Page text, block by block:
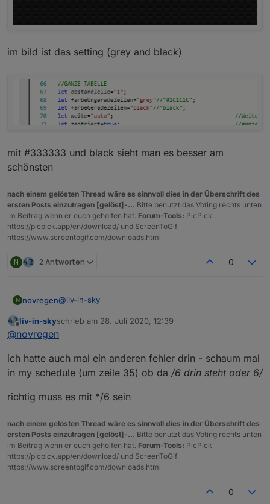
im bild ist das setting (grey and black)
mit #333333 und black sieht man es besser am
schönsten
nach einem gelösten Thread wäre es sinnvoll dies in der Überschrift des
ersten Posts einzutragen [gelöst]-... Bitte benutzt das Voting rechts unten
im Beitrag wenn er euch geholfen hat. Forum-Tools: PicPick
https://picpick.app/en/download/ und ScreenToGif
https://www.screentogif.com/downloads.html
N 2 Antworten 0
N novregen@liv-in-sky
Bei mir aktualisieren sich die Werte in der Tabelle
leider nicht. Eigentlich sollte es sich doch alle 6 Std.
Ich habe das Script in common gespeichert, hoffe
das war richtig.
liv-in-skyschrieb am 28. Juli 2020, 12:39
zuletzt editiert von
@novregen
ich hatte auch mal ein anderen fehler drin - schaum mal
in my schedule (um zeile 35) ob da /6 drin steht oder 6/
richtig muss es mit */6 sein
nach einem gelösten Thread wäre es sinnvoll dies in der Überschrift des
ersten Posts einzutragen [gelöst]-... Bitte benutzt das Voting rechts unten
im Beitrag wenn er euch geholfen hat. Forum-Tools: PicPick
https://picpick.app/en/download/ und ScreenToGif
https://www.screentogif.com/downloads.html
0